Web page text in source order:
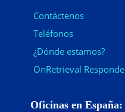
Contáctenos
Teléfonos
¿Dónde estamos?
OnRetrieval Responde
Oficinas en España: